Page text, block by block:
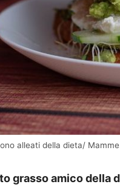
alleati della dieta/
grasso amico della